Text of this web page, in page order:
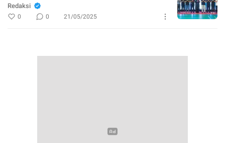
Redaksi
0 0 21/05/2025